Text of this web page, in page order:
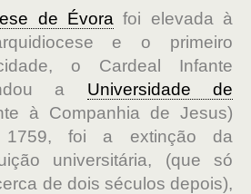
de Évora foi elevada à
e o primeiro
o Cardeal Infante
a Universidade de
à Companhia de Jesus)
foi a extinção da
universitária, (que só
de dois séculos depois),